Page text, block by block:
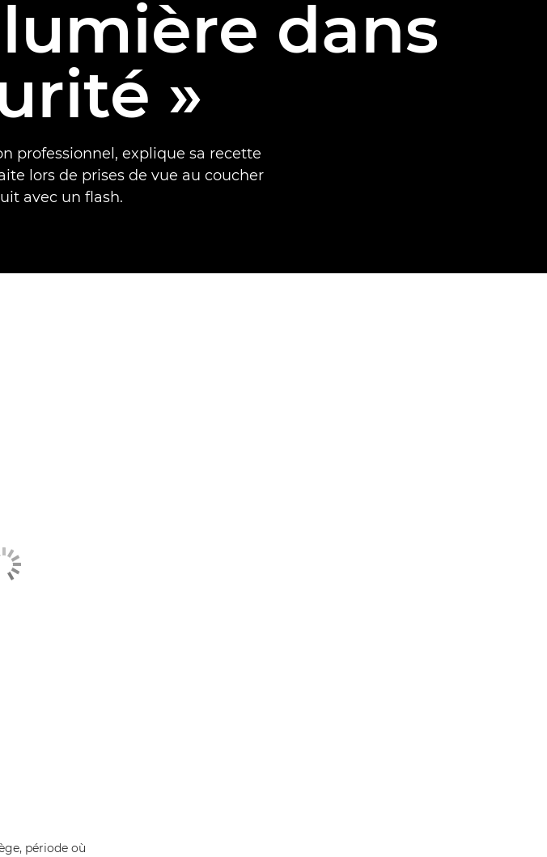
dans
»
professionnel, explique sa recette
lors de prises de vue au coucher
avec un flash.
période où